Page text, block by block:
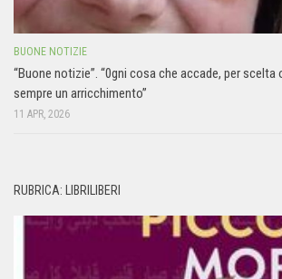
BUONE NOTIZIE
“Buone notizie”. “0gni cosa che accade, per
sempre un arricchimento”
11 APR, 2026
RUBRICA: LIBRILIBERI